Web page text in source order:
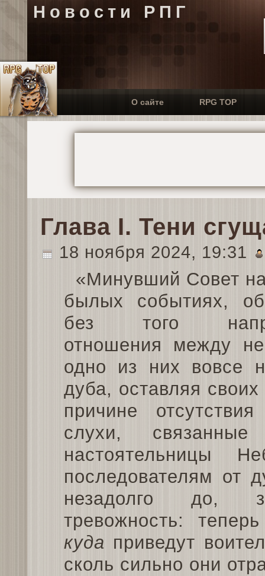
Новости РПГ
О сайте RPG TOP
Глава I. Тени
18 ноября 2024, 19:31
«Минувший Совет
былых событиях,
без того
отношения между
одно из них вовсе
дуба, оставляя
причине
слухи,
настоятельницы
последователям от
незадолго до,
тревожность:
куда приведут
сколь сильно они